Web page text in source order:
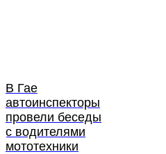
В Гае
автоинспекторы
провели беседы
с водителями
мототехники